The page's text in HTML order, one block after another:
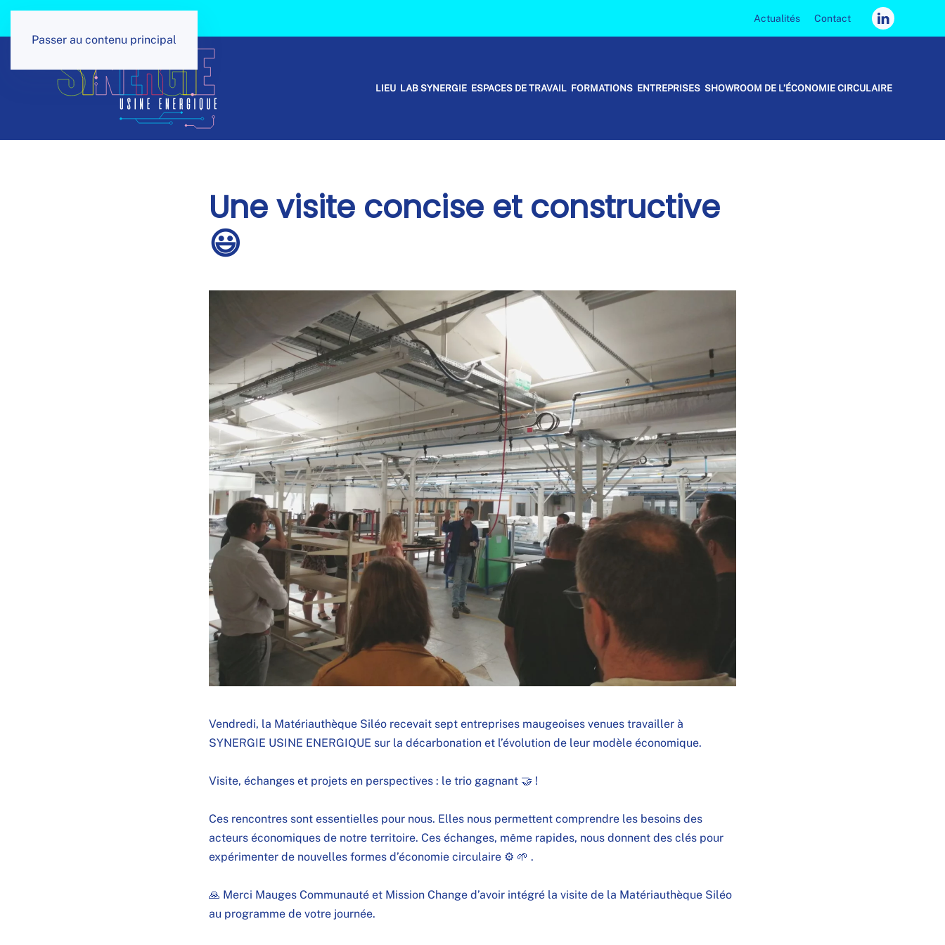
Passer au contenu principal
Actualités Contact
LIEU LAB SYNERGIE ESPACES DE TRAVAIL FORMATIONS ENTREPRISES SHOWROOM DE L’ÉCONOMIE CIRCULAIRE
Une visite concise et constructive
😃
Vendredi, la Matériauthèque Siléo recevait sept entreprises maugeoises venues travailler à
SYNERGIE USINE ENERGIQUE sur la décarbonation et l’évolution de leur modèle économique.
Visite, échanges et projets en perspectives : le trio gagnant 🤝 !
Ces rencontres sont essentielles pour nous. Elles nous permettent comprendre les besoins des
acteurs économiques de notre territoire. Ces échanges, même rapides, nous donnent des clés pour
expérimenter de nouvelles formes d’économie circulaire ⚙ 🌱 .
🙏 Merci Mauges Communauté et Mission Change d’avoir intégré la visite de la Matériauthèque Siléo
au programme de votre journée.
Panneau de gestion des cookies